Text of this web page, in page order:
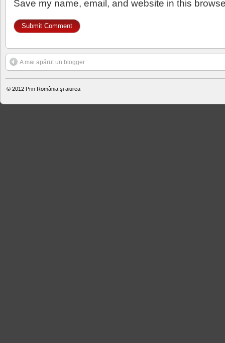
Save my name, email, and website in this
A mai apărut un blogger
© 2012 Prin România şi aiurea